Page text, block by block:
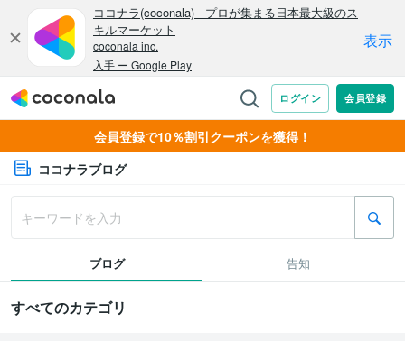
会員登録で10％割引クーポンを獲得！
ココナラブログ
ブログ 告知
すべてのカテゴリ